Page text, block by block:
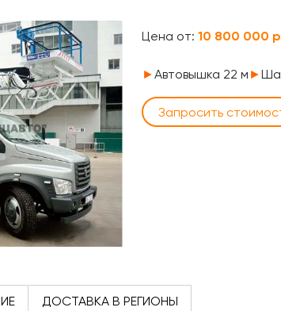
Цена от: 10 800 000
►Автовышка 22 м ►
Запросить
ДОСТАВКА В РЕГИОНЫ